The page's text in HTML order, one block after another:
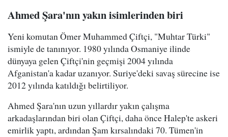
Ahmed Şara'nın yakın isimlerinden biri
Yeni komutan Ömer Muhammed Çiftçi, "Muhtar Türki"
ismiyle de tanınıyor. 1980 yılında Osmaniye ilinde
dünyaya gelen Çiftçi'nin geçmişi 2004 yılında
Afganistan'a kadar uzanıyor. Suriye'deki savaş sürecine ise
2012 yılında katıldığı belirtiliyor.
Ahmed Şara'nın uzun yıllardır yakın çalışma
arkadaşlarından biri olan Çiftçi, daha önce Halep'te askeri
emirlik yaptı, ardından Şam kırsalındaki 70. Tümen'in